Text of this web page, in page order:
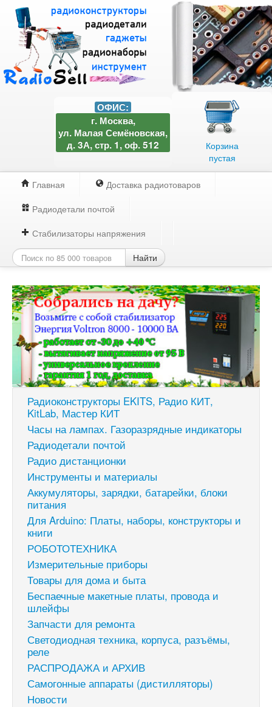
Корзина
пустая
ОФИС:
г. Москва,
ул. Малая Семёновская,
д. 3А, стр. 1, оф. 512
Главная
Доставка радиотоваров
Радиодетали почтой
Стабилизаторы напряжения
Найти
Радиоконструкторы EKITS, Радио КИТ,
KitLab, Мастер КИТ
Часы на лампах. Газоразрядные индикаторы
Радиодетали почтой
Радио дистанционки
Инструменты и материалы
Аккумуляторы, зарядки, батарейки, блоки
питания
Для Arduino: Платы, наборы, конструкторы и
книги
РОБОТОТЕХНИКА
Измерительные приборы
Товары для дома и быта
Беспаечные макетные платы, провода и
шлейфы
Запчасти для ремонта
Светодиодная техника, корпуса, разъёмы,
реле
РАСПРОДАЖА и АРХИВ
Самогонные аппараты (дистилляторы)
Новости